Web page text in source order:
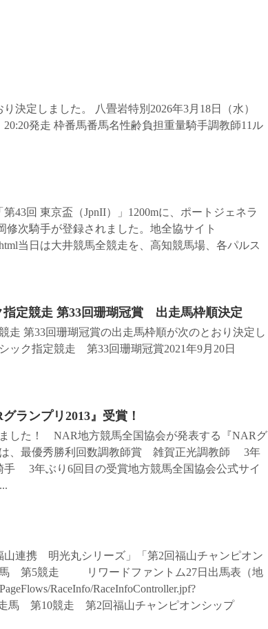
決定しました。 八畳岩特別2026年3月18日（水）
走 枠番馬番馬名性齢負担重量騎手調教師11ル
43回 東京盃（JpnII）」1200mに、ポートジェネラ
次騎手が登録されました。地全協サイト
当日は大井競馬全競走を、高知競馬場、各パルス
指定競走 第33回珊瑚冠賞 出走馬枠順決定
走 第33回珊瑚冠賞の出走馬枠順が次のとおり決定し
ック指定競走 第33回珊瑚冠賞2021年9月20日
ランプリ2013』受賞！
した！ NAR地方競馬全国協会が発表する『NARグ
、最優秀勝利回数調教師賞 雑賀正光調教師 3年
3年ぶり6回目の受賞地方競馬全国協会公式サイ
山連携 明光丸シリーズ」「第2回福山チャンピオン
馬 第5競走 リワードファントム27日出馬表（地
RaceInfo/RaceInfoController.jpf?
出走馬 第10競走 第2回福山チャンピオンシップ